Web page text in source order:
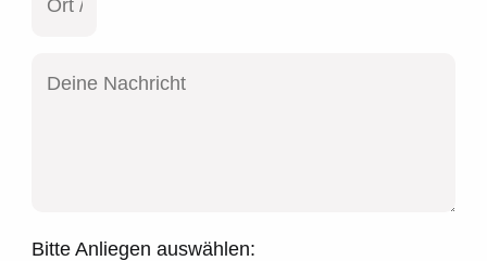
Bitte Anliegen auswählen: